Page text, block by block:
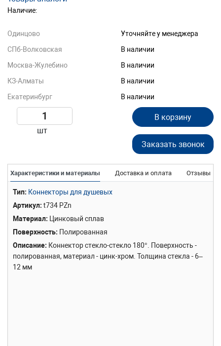
Наличие:
Одинцово
Уточняйте у менеджера
СПб-Волковская
В наличии
Москва-Жулебино
В наличии
КЗ-Алматы
В наличии
Екатеринбург
В наличии
шт
В корзину
Заказать звонок
Характеристики и материалы Доставка и оплата Отзывы
Тип Коннекторы для душевых
Артикул t734 PZn
Материал
Цинковый сплав
Поверхность Полированная
Описание Коннектор стекло-стекло 180°. Поверхность -
полированная, материал - цинк-хром. Толщина стекла - 6–
12 мм